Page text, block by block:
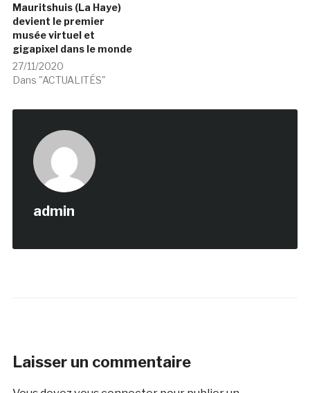
Mauritshuis (La Haye)
devient le premier
musée virtuel et
gigapixel dans le monde
27/11/2020
Dans "ACTUALITÉS"
admin
Laisser un commentaire